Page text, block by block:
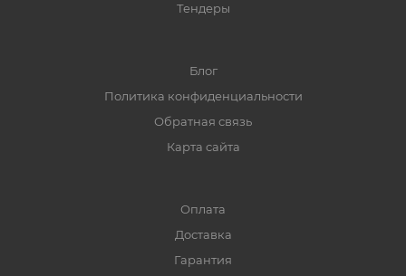
Тендеры
Блог
Политика конфиденциальности
Обратная связь
Карта сайта
Оплата
Доставка
Гарантия